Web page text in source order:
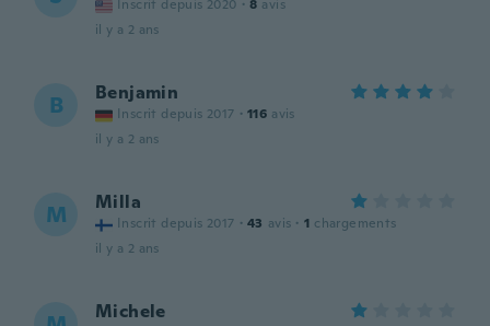
Inscrit depuis 2020 · 8 avis
il y a 2 ans
B Benjamin
Inscrit depuis 2017 · 116 avis
il y a 2 ans
M Milla
Inscrit depuis 2017 · 43 avis · 1 chargements
il y a 2 ans
Michele